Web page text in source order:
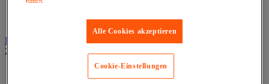
Zubehör für Trennwände und Kabinen
Heizung, Lufterfrischer und -entfeuchter
Zur gesamten Produktgruppe
Elektrische Heizung
Alle Cookies akzeptieren
Cookie-Einstellungen